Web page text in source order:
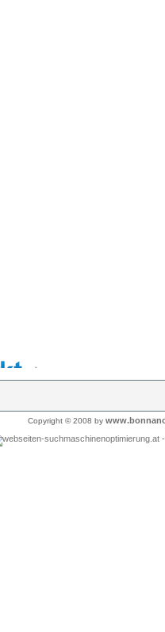
Copyright © 2008 by